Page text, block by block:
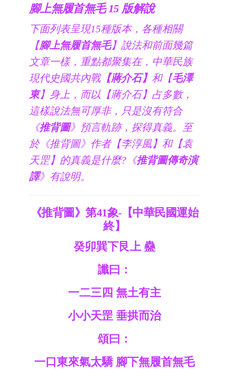
腳上無履首無毛 15 版解說
下面列表呈現15種版本，各種相關
【腳上無履首無毛】說法和前面幾篇
文章一樣，重點都聚集在，中華民族
現代史國共內戰【蔣介石】 和【毛澤
東】身上，而以【蔣介石】占多數，
這樣說法無可厚非，只是沒有符合
《推背圖》預言軌跡，探得真義。至
於《推背圖》作者【李淳風】和【袁
天罡】的真義是什麼?《推背圖傳奇演
譯》有說明。
《推背圖》第41象-【中華民國運始
終】
癸卯巽下艮上 蠱
讖曰：
一二三四 無土有主
小小天罡 垂拱而治
頌曰：
一口東來氣太驕 腳下無履首無毛